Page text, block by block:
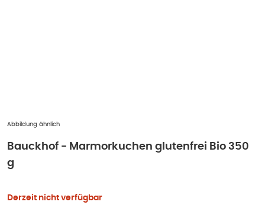
Abbildung ähnlich
Bauckhof - Marmorkuchen glutenfrei Bio 350
g
Derzeit nicht verfügbar